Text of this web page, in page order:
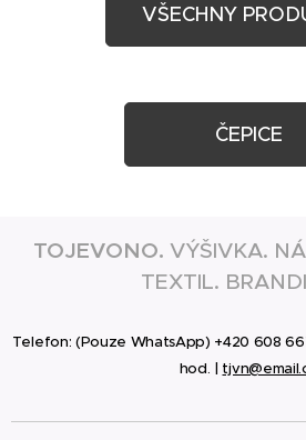
VŠECHNY
ČEPICE
TOJEVONO. VÝŠIVKA.
TEXTIL.
Telefon: (Pouze WhatsApp) +420 608
hod. |